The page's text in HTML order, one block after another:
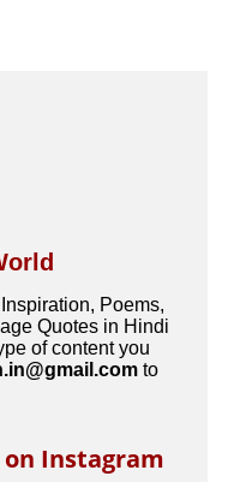
Poems,
Quotes in Hindi
of content you
to
Instagram